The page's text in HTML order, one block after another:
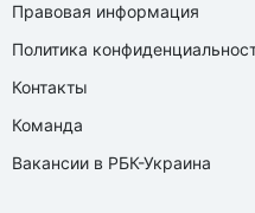
Правовая информация
Политика
Контакты
Команда
Вакансии в РБК-Украина